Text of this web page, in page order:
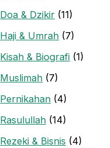
Doa & Dzikir (11)
Haji & Umrah (7)
Kisah & Biografi (1)
Muslimah (7)
Pernikahan (4)
Rasulullah (14)
Rezeki & Bisnis (4)